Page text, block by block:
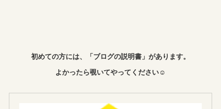
初めての方には、「ブログの説明書」があります。
よかったら覗いてやってください☺︎